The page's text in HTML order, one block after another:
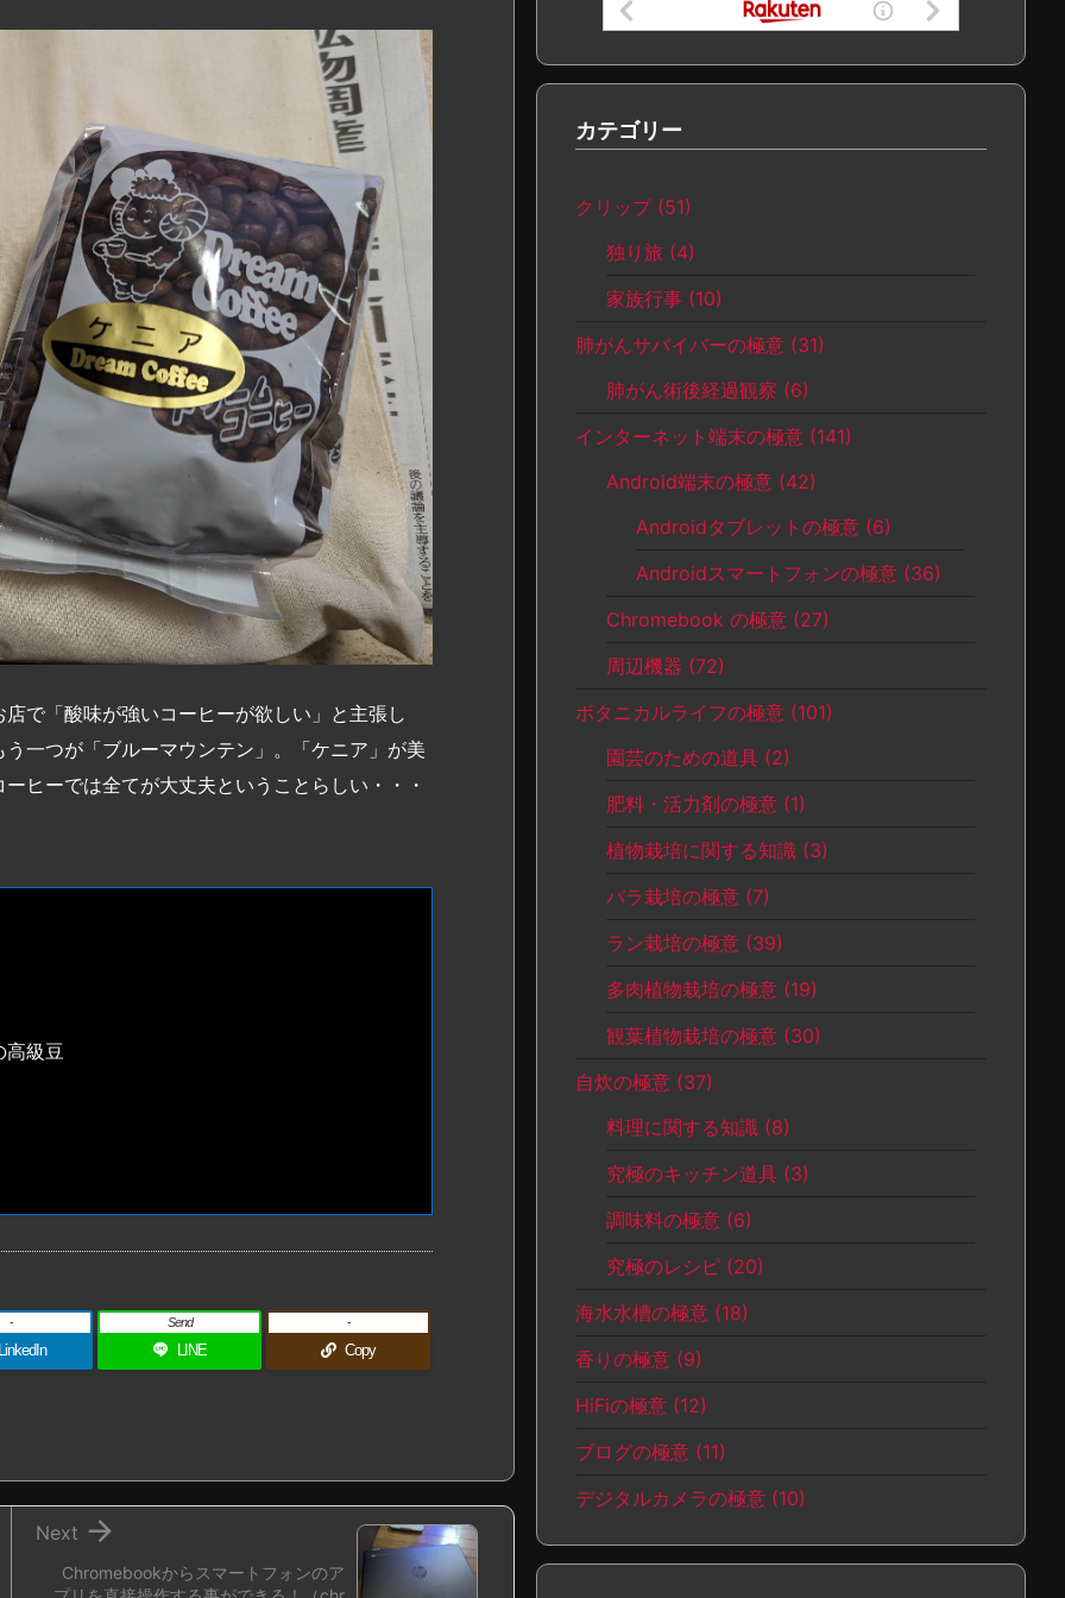
で「酸味が強いコーヒーが欲しい」と主張し
一つが「ブルーマウンテン」。「ケニア」が美
ヒーでは全てが大丈夫ということらしい・・・
高級豆
-
LINE
Send
Copy
-
Chromebookからスマートフォンのア

Next
カテゴリー
クリップ (51)
独り旅 (4)
家族行事 (10)
肺がんサバイバーの極意 (31)
肺がん術後経過観察 (6)
インターネット端末の極意 (141)
Android端末の極意 (42)
Androidタブレットの極意 (6)
Androidスマートフォンの極意 (36)
Chromebook の極意 (27)
周辺機器 (72)
ボタニカルライフの極意 (101)
園芸のための道具 (2)
肥料・活力剤の極意 (1)
植物栽培に関する知識 (3)
バラ栽培の極意 (7)
ラン栽培の極意 (39)
多肉植物栽培の極意 (19)
観葉植物栽培の極意 (30)
自炊の極意 (37)
料理に関する知識 (8)
究極のキッチン道具 (3)
調味料の極意 (6)
究極のレシピ (20)
海水水槽の極意 (18)
香りの極意 (9)
HiFiの極意 (12)
ブログの極意 (11)
デジタルカメラの極意 (10)